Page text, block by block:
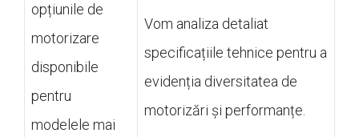
opțiunile de
motorizare
disponibile
pentru
modelele mai
Vom analiza detaliat
specificațiile tehnice pentru a
evidenția diversitatea de
motorizări și performanțe.